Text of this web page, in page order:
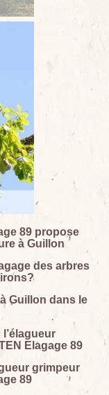
89 propose
à Guillon
des arbres
Guillon dans le
Elagage 89
grimpeur
89